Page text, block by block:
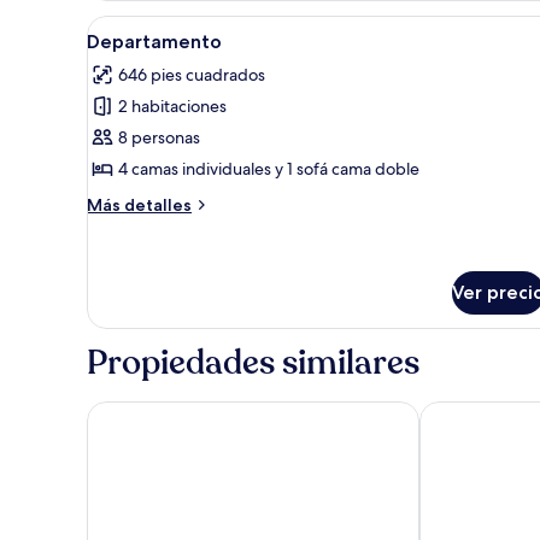
Abrir
todas
las
fotos
de
Departamento
Habitación de hotel con una
4
Departamento
646 pies cuadrados
2 habitaciones
8 personas
4 camas individuales y 1 sofá cama doble
Más detalles
Más
Ver
Propiedades similares
Park Inn by Radisson Hotel and Spa ZalakarosHotel Karos